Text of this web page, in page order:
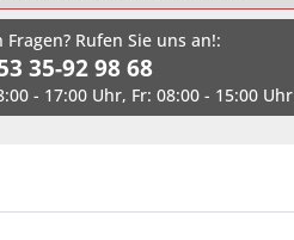
Fragen? Rufen Sie uns an!:
35-92 98 68
- 17:00 Uhr, Fr: 08:00 - 15:00 Uhr